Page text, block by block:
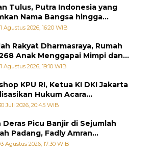
Tulus, Putra Indonesia yang
Nama Bangsa hingga
dalam Buku Jepang
Agustus 2026, 16:20 WIB
Rakyat Dharmasraya, Rumah
Anak Menggapai Mimpi dan
Rantai Kemiskinan
Agustus 2026, 19:10 WIB
KPU RI, Ketua KI DKI Jakarta
Hukum Acara
Sengketa Informasi Publik
Juli 2026, 20:45 WIB
Deras Picu Banjir di Sejumlah
Padang, Fadly Amran
OPD Siaga
Agustus 2026, 17:30 WIB